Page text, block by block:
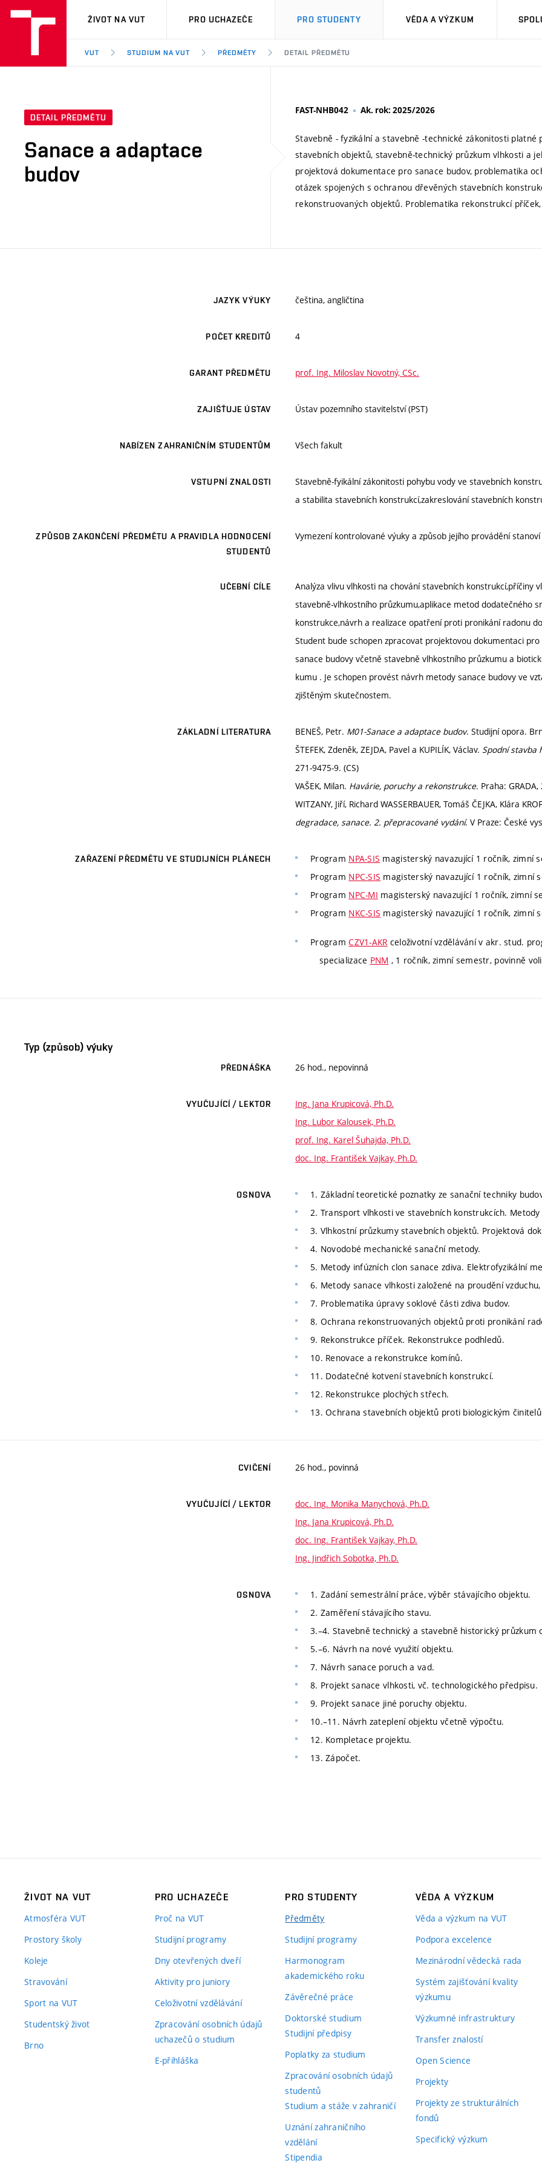
VUT
ŽIVOT NA VUT PRO UCHAZEČE PRO STUDENTY VĚDA A VÝZKUM
VUT STUDIUM NA VUT PŘEDMĚTY DETAIL PŘEDMĚTU
DETAIL PŘEDMĚTU
Sanace a adaptace
budov
FAST-NHB042 Ak. rok: 2025/2026
Stavebně - fyzikální a stavebně -technické zákonitosti
stavebních objektů, stavebně-technický průzkum vlhkosti a
projektová dokumentace pro sanace budov, problematika
otázek spojených s ochranou dřevěných stavebních
rekonstruovaných objektů. Problematika rekonstrukcí
JAZYK VÝUKY čeština, angličtina
POČET KREDITŮ 4
GARANT PŘEDMĚTU prof. Ing. Miloslav Novotný, CSc.
ZAJIŠŤUJE ÚSTAV Ústav pozemního stavitelství (PST)
NABÍZEN ZAHRANIČNÍM STUDENTŮM Všech fakult
VSTUPNÍ ZNALOSTI
Stavebně-fyikální zákonitosti pohybu vody ve stavebních
a stabilita stavebních konstrukcí,zakreslování stavebních
ZPŮSOB ZAKONČENÍ PŘEDMĚTU A PRAVIDLA HODNOCENÍ
STUDENTŮ
Vymezení kontrolované výuky a způsob jejího provádění
UČEBNÍ CÍLE
Analýza vlivu vlhkosti na chování stavebních konstrukcí,příčiny
stavebně-vlhkostního průzkumu,aplikace metod dodatečného
konstrukce,návrh a realizace opatření proti pronikání radonu
Student bude schopen zpracovat projektovou dokumentaci
sanace budovy včetně stavebně vlhkostního průzkumu a
kumu . Je schopen provést návrh metody sanace budovy ve
zjištěným skutečnostem.
ZÁKLADNÍ LITERATURA BENEŠ, Petr. M01-Sanace a adaptace budov. Studijní opora.
ŠTEFEK, Zdeněk, ZEJDA, Pavel a KUPILÍK, Václav. Spodní stavba
271-9475-9. (CS)
VAŠEK, Milan. Havárie, poruchy a rekonstrukce. Praha:
WITZANY, Jiří, Richard WASSERBAUER, Tomáš ČEJKA, Klára
degradace, sanace. 2. přepracované vydání. V Praze: České
ZAŘAZENÍ PŘEDMĚTU VE STUDIJNÍCH PLÁNECH Program NPA-SIS magisterský navazující 1 ročník, zimní
Program NPC-SIS magisterský navazující 1 ročník, zimní
Program NPC-MI magisterský navazující 1 ročník, zimní
Program NKC-SIS magisterský navazující 1 ročník, zimní
ProgramCZV1-AKR celoživotní vzdělávání v akr. stud.
specializace PNM , 1 ročník, zimní semestr, povinně
Typ (způsob) výuky
PŘEDNÁŠKA 26 hod., nepovinná
VYUČUJÍCÍ / LEKTOR
Ing. Jana Krupicová, Ph.D.
Ing. Lubor Kalousek, Ph.D.
prof. Ing. Karel Šuhajda, Ph.D.
doc. Ing. František Vajkay, Ph.D.
OSNOVA
1. Základní teoretické poznatky ze sanační techniky
2. Transport vlhkosti ve stavebních konstrukcích.
3. Vlhkostní průzkumy stavebních objektů. Projektová
4. Novodobé mechanické sanační metody.
5. Metody infúzních clon sanace zdiva. Elektrofyzikální
6. Metody sanace vlhkosti založené na proudění
7. Problematika úpravy soklové části zdiva budov.
8. Ochrana rekonstruovaných objektů proti pronikání
9. Rekonstrukce příček. Rekonstrukce podhledů.
10. Renovace a rekonstrukce komínů.
11. Dodatečné kotvení stavebních konstrukcí.
12. Rekonstrukce plochých střech.
13. Ochrana stavebních objektů proti biologickým
CVIČENÍ 26 hod., povinná
VYUČUJÍCÍ / LEKTOR
doc. Ing. Monika Manychová, Ph.D.
Ing. Jana Krupicová, Ph.D.
doc. Ing. František Vajkay, Ph.D.
Ing. Jindřich Sobotka, Ph.D.
OSNOVA
1. Zadání semestrální práce, výběr stávajícího objektu.
2. Zaměření stávajícího stavu.
3.–4. Stavebně technický a stavebně historický průzkum
5.–6. Návrh na nové využití objektu.
7. Návrh sanace poruch a vad.
8. Projekt sanace vlhkosti, vč. technologického předpisu.
9. Projekt sanace jiné poruchy objektu.
10.–11. Návrh zateplení objektu včetně výpočtu.
12. Kompletace projektu.
13. Zápočet.
ŽIVOT NA VUT
Atmosféra VUT
Prostory školy
Koleje
Stravování
Sport na VUT
Studentský život
Brno
PRO UCHAZEČE
Proč na VUT
Studijní programy
Dny otevřených dveří
Aktivity pro juniory
Celoživotní vzdělávání
Zpracování osobních údajů
uchazečů o studium
E-přihláška
PRO STUDENTY
Předměty
Studijní programy
Harmonogram
akademického roku
Závěrečné práce
Doktorské studium
Studijní předpisy
Poplatky za studium
Zpracování osobních údajů
studentů
Studium a stáže v zahraničí
Uznání zahraničního
vzdělání
Stipendia
VĚDA A VÝZKUM
Věda a výzkum na VUT
Podpora excelence
Mezinárodní vědecká rada
Systém zajišťování kvality
výzkumu
Výzkumné infrastruktury
Transfer znalostí
Open Science
Projekty
Projekty ze strukturálních
fondů
Specifický výzkum